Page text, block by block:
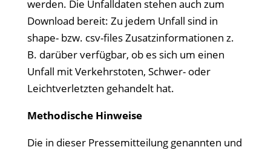
werden. Die Unfalldaten stehen auch zum
Download bereit: Zu jedem Unfall sind in
shape- bzw. csv-files Zusatzinformationen z.
B. darüber verfügbar, ob es sich um einen
Unfall mit Verkehrstoten, Schwer- oder
Leichtverletzten gehandelt hat.
Methodische Hinweise
Die in dieser Pressemitteilung genannten und